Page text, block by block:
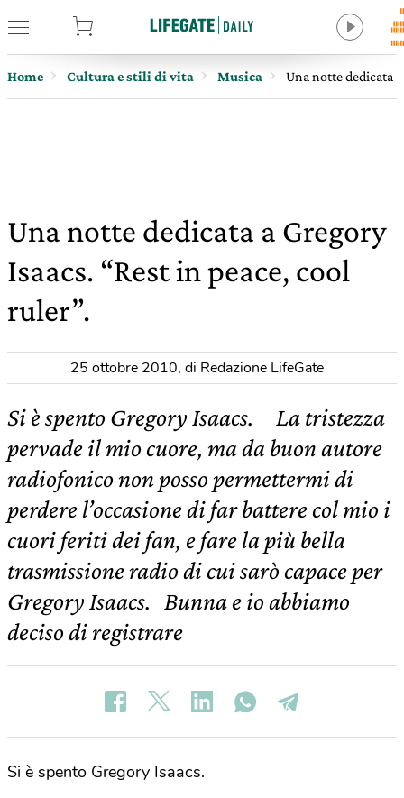
Home Cultura e stili di vita Musica Una notte dedicata
Una notte dedicata a Gregory
Isaacs. “Rest in peace, cool
ruler”.
25 ottobre 2010, di Redazione LifeGate
Si è spento Gregory Isaacs. La tristezza
pervade il mio cuore, ma da buon autore
radiofonico non posso permettermi di
perdere l’occasione di far battere col mio i
cuori feriti dei fan, e fare la più bella
trasmissione radio di cui sarò capace per
Gregory Isaacs. Bunna e io abbiamo
deciso di registrare
Si è spento Gregory Isaacs.